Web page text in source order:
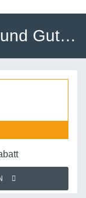
GioiaPura Gutscheine und Gutscheincodes